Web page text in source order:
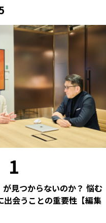
1
見つからないのか？ 悩む
出会うことの重要性【編集